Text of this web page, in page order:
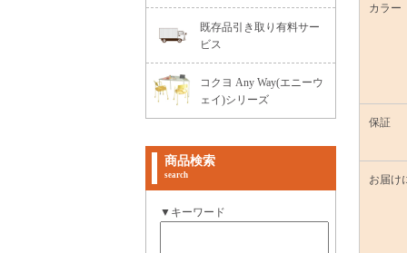
カラー
保証
お届け
既存品引き取り有料サー
ビス
コクヨ Any Way(エニーウ
ェイ)シリーズ
商品検索
search
▼キーワード